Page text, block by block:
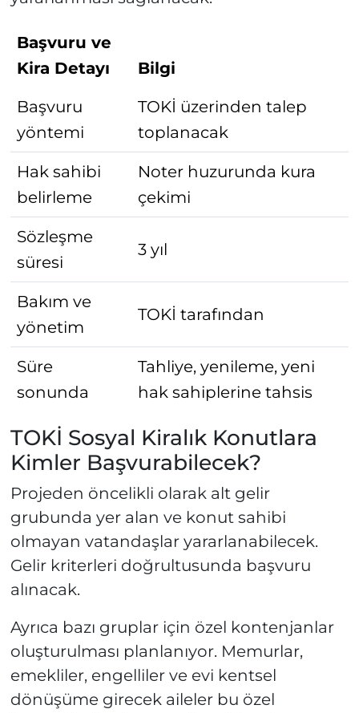
Başvuru ve
Kira Detayı
Bilgi
Başvuru
yöntemi
TOKİ üzerinden talep
toplanacak
Hak sahibi
belirleme
Noter huzurunda kura
çekimi
Sözleşme
süresi
3 yıl
Bakım ve
yönetim
TOKİ tarafından
Süre
sonunda
Tahliye, yenileme, yeni
hak sahiplerine tahsis
TOKİ Sosyal Kiralık Konutlara
Kimler Başvurabilecek?
Projeden öncelikli olarak alt gelir
grubunda yer alan ve konut sahibi
olmayan vatandaşlar yararlanabilecek.
Gelir kriterleri doğrultusunda başvuru
alınacak.
Ayrıca bazı gruplar için özel kontenjanlar
oluşturulması planlanıyor. Memurlar,
emekliler, engelliler ve evi kentsel
dönüşüme girecek aileler bu özel